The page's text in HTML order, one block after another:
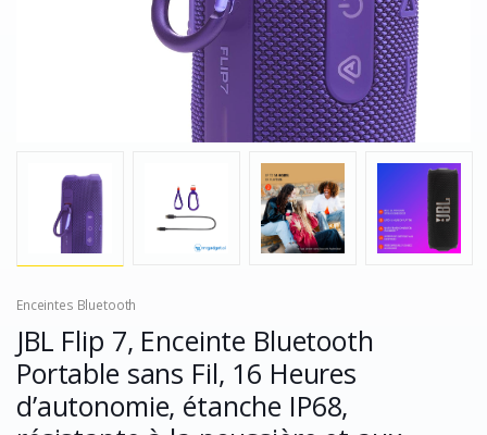
Enceintes Bluetooth
JBL Flip 7, Enceinte Bluetooth
Portable sans Fil, 16 Heures
d’autonomie, étanche IP68,